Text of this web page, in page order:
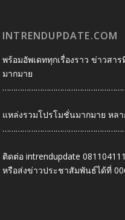
INTRENDUPDATE.COM
พร้อมอัพเดททุกเรื่องราว ข่าวสา
มากมาย
แหล่งรวมโปรโมชั่นมากมาย หล
ติดต่อ intrendupdate
หรือส่งข่าวประชาสัมพันธ์ได้ที่